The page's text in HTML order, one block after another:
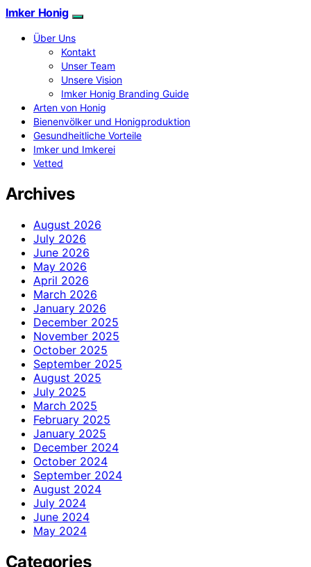
Imker Honig
Über Uns
Kontakt
Unser Team
Unsere Vision
Imker Honig Branding Guide
Arten von Honig
Bienenvölker und Honigproduktion
Gesundheitliche Vorteile
Imker und Imkerei
Vetted
Archives
August 2026
July 2026
June 2026
May 2026
April 2026
March 2026
January 2026
December 2025
November 2025
October 2025
September 2025
August 2025
July 2025
March 2025
February 2025
January 2025
December 2024
October 2024
September 2024
August 2024
July 2024
June 2024
May 2024
Categories